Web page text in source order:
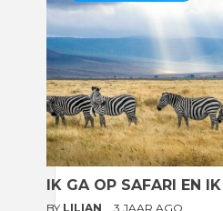
IK GA OP SAFARI EN
BY LILIAN 3 JAAR AGO